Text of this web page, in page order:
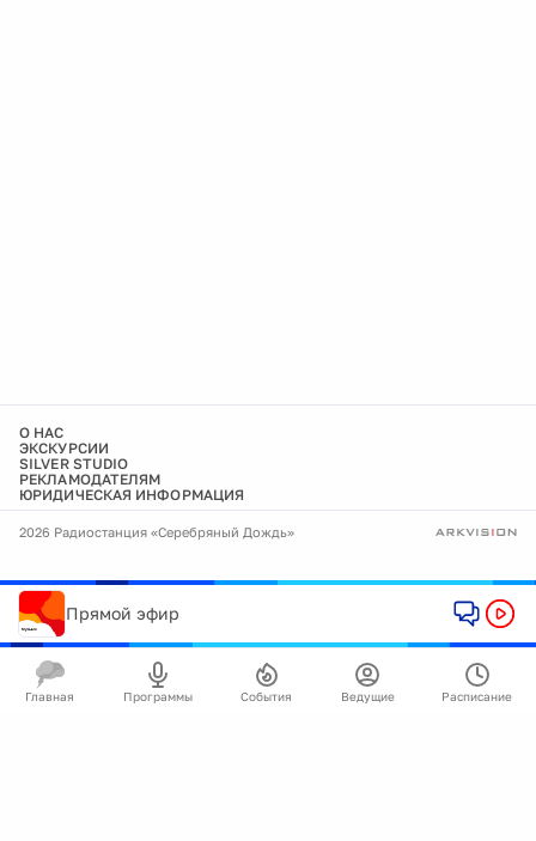
О НАС
ЭКСКУРСИИ
SILVER STUDIO
РЕКЛАМОДАТЕЛЯМ
ЮРИДИЧЕСКАЯ ИНФОРМАЦИЯ
2026 Радиостанция «Серебряный Дождь»
Прямой эфир
Главная Программы События Ведущие Расписание